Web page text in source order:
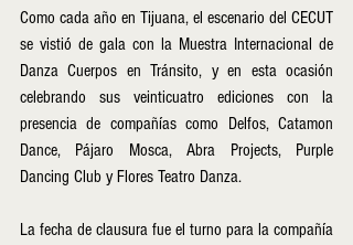
Como cada año en Tijuana, el escenario del CECUT
se vistió de gala con la Muestra Internacional de
Danza Cuerpos en Tránsito, y en esta ocasión
celebrando sus veinticuatro ediciones con la
presencia de compañías como Delfos, Catamon
Dance, Pájaro Mosca, Abra Projects, Purple
Dancing Club y Flores Teatro Danza.
La fecha de clausura fue el turno para la compañía